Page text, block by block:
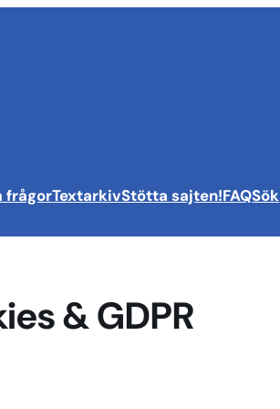
frågorTextarkivStötta sajten!FAQSök
& GDPR